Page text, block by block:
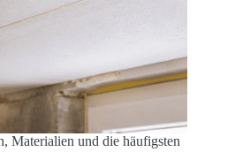
Materialien und die häufigsten